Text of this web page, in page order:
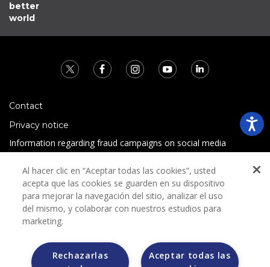
better
world
Contact
Privacy notice
Information regarding fraud campaigns on social media
Terms and conditions
Al hacer clic en “Aceptar todas las cookies”, usted
acepta que las cookies se guarden en su dispositivo
para mejorar la navegación del sitio, analizar el uso
del mismo, y colaborar con nuestros estudios para
marketing.
Aceptar todas las
Rechazarlas